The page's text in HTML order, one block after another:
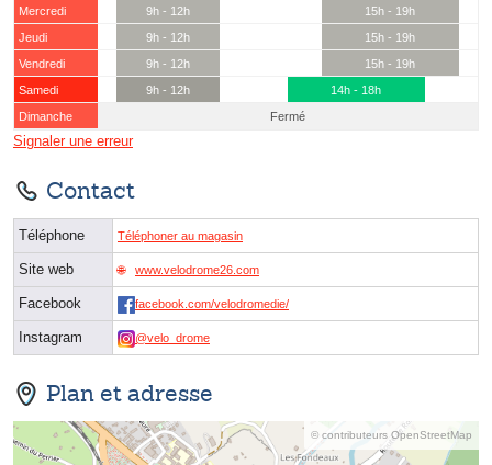
Mercredi
9h - 12h
15h - 19h
Jeudi
9h - 12h
15h - 19h
Vendredi
9h - 12h
15h - 19h
Samedi
9h - 12h
14h - 18h
Dimanche
Fermé
Signaler une erreur
Contact
Téléphone Téléphoner au magasin
Site web www.velodrome26.com
Facebook facebook.com/velodromedie/
Instagram @velo_drome
Plan et adresse
© contributeurs OpenStreetMap